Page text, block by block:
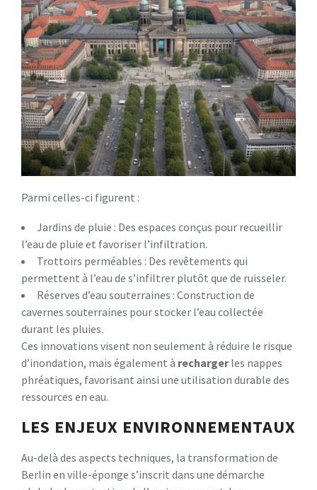
Parmi celles-ci figurent :
Jardins de pluie : Des espaces conçus pour recueillir
l’eau de pluie et favoriser l’infiltration.
Trottoirs perméables : Des revêtements qui
permettent à l’eau de s’infiltrer plutôt que de ruisseler.
Réserves d’eau souterraines : Construction de
cavernes souterraines pour stocker l’eau collectée
durant les pluies.
Ces innovations visent non seulement à réduire le risque
d’inondation, mais également à rechargerles nappes
phréatiques, favorisant ainsi une utilisation durable des
ressources en eau.
LES ENJEUX ENVIRONNEMENTAUX
Au-delà des aspects techniques, la transformation de
Berlin en ville-éponge s’inscrit dans une démarche